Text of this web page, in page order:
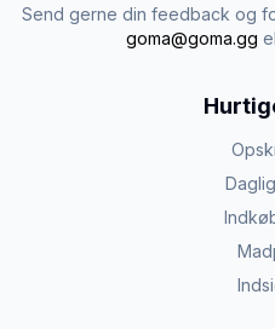
Send gerne din feedback og
goma@goma.gg